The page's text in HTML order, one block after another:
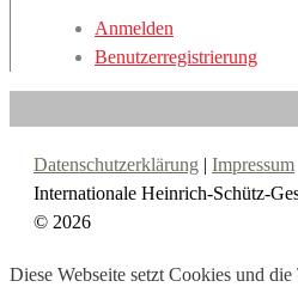
Anmelden
Benutzerregistrierung
Datenschutzerklärung | Impressum
Internationale Heinrich-Schütz-
© 2026
Diese Webseite setzt Cookies und